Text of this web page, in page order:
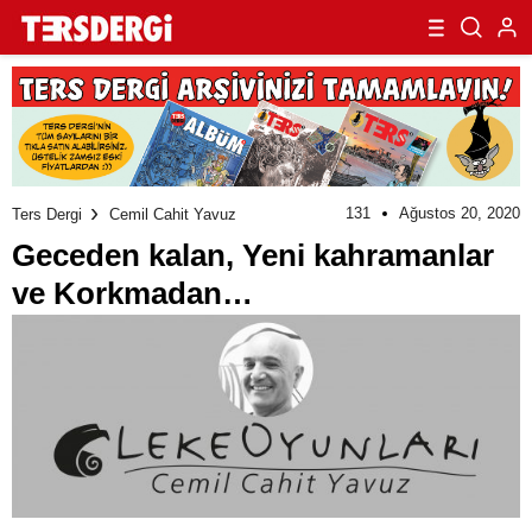
Ters Dergi Cemil Cahit Yavuz 131 Ağustos 20, 2020
Geceden kalan, Yeni kahramanlar
ve Korkmadan…